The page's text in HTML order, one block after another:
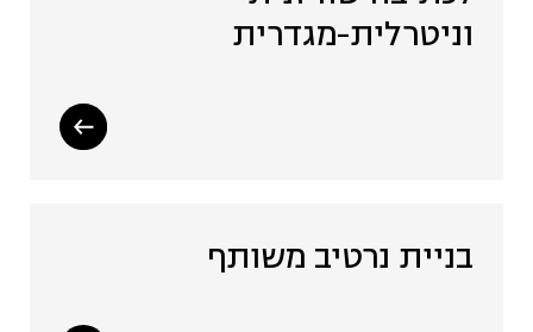
וניטרלית-מגדרית
בניית נרטיב משותף